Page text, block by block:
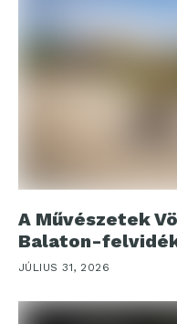
A Művészetek
Balaton-
JÚLIUS 31, 2026